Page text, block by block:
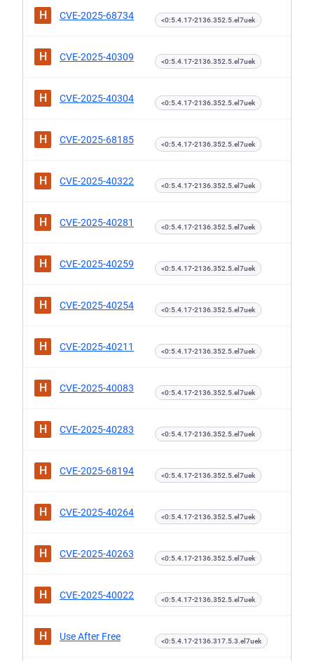
H CVE-2025-68734 <0:5.4.17-2136.352.5.el7uek
H CVE-2025-40309 <0:5.4.17-2136.352.5.el7uek
H CVE-2025-40304 <0:5.4.17-2136.352.5.el7uek
H CVE-2025-68185 <0:5.4.17-2136.352.5.el7uek
H CVE-2025-40322 <0:5.4.17-2136.352.5.el7uek
H CVE-2025-40281 <0:5.4.17-2136.352.5.el7uek
H CVE-2025-40259 <0:5.4.17-2136.352.5.el7uek
H CVE-2025-40254 <0:5.4.17-2136.352.5.el7uek
H CVE-2025-40211 <0:5.4.17-2136.352.5.el7uek
H CVE-2025-40083 <0:5.4.17-2136.352.5.el7uek
H CVE-2025-40283 <0:5.4.17-2136.352.5.el7uek
H CVE-2025-68194 <0:5.4.17-2136.352.5.el7uek
H CVE-2025-40264 <0:5.4.17-2136.352.5.el7uek
H CVE-2025-40263 <0:5.4.17-2136.352.5.el7uek
H CVE-2025-40022 <0:5.4.17-2136.352.5.el7uek
H Use After Free <0:5.4.17-2136.317.5.3.el7uek